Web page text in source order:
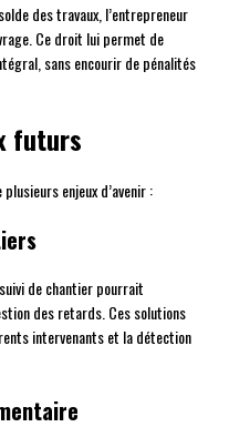
des travaux, l’entrepreneur
Ce droit lui permet de
sans encourir de pénalités
futurs
enjeux d’avenir :
de chantier pourrait
des retards. Ces solutions
intervenants et la détection